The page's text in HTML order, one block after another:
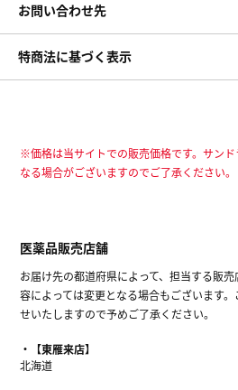
お問い合わせ先
特商法に基づく表示
※価格は当サイトでの販売価格です。サン
なる場合がございますのでご了承ください。
医薬品販売店舗
お届け先の都道府県によって、担当する販
容によっては変更となる場合もございます
せいたしますので予めご了承ください。
【東雁来店】
北海道